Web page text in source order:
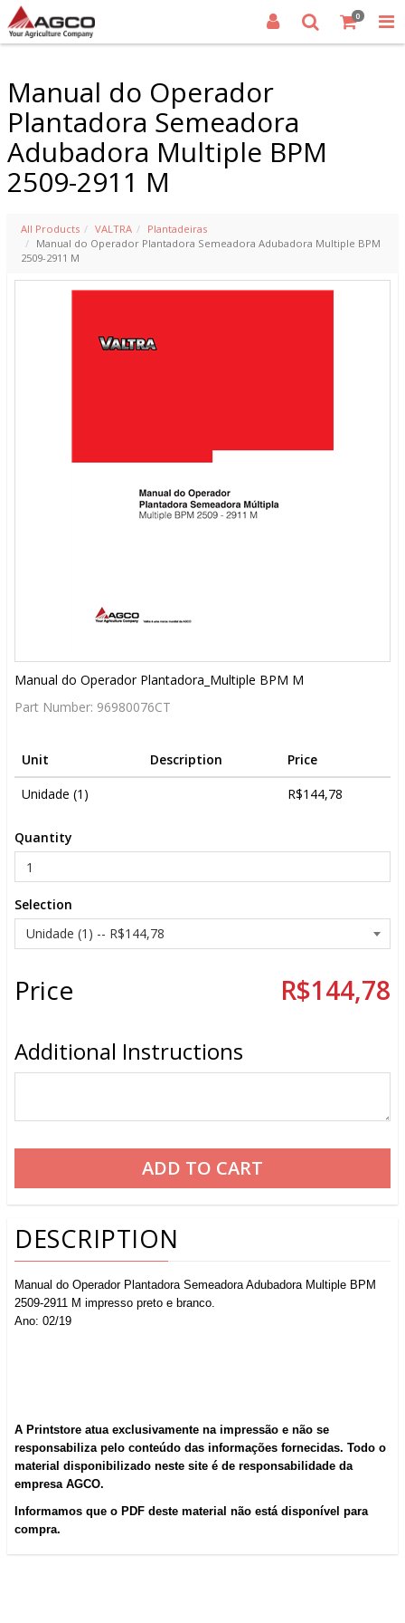
0
Manual do Operador
Plantadora Semeadora
Adubadora Multiple BPM
2509-2911 M
All Products VALTRA
Plantadeiras
Manual do Operador Plantadora Semeadora Adubadora Multiple BPM
2509-2911 M
Manual do Operador Plantadora_Multiple BPM M
Part Number: 96980076CT
Unit Description
Price
Unidade (1)
R$144,78
Quantity
Selection
Price R$144,78
Additional Instructions
DESCRIPTION
Manual do Operador Plantadora Semeadora Adubadora Multiple BPM
2509-2911 M impresso preto e branco.
Ano: 02/19
A Printstore atua exclusivamente na impressão e não se
responsabiliza pelo conteúdo das informações fornecidas. Todo o
material disponibilizado neste site é de responsabilidade da
empresa AGCO.
Informamos que o PDF deste material não está disponível para
compra.